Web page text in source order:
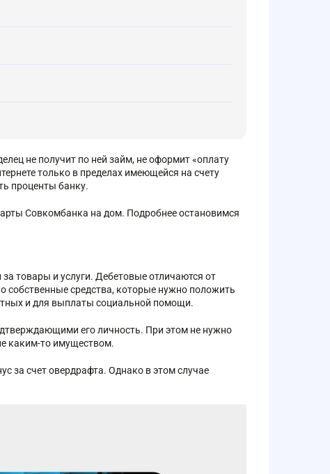
не получит по ней займ, не оформит «оплату
только в пределах имеющейся на счету
проценты банку.
Совкомбанка на дом. Подробнее остановимся
товары и услуги. Дебетовые отличаются от
собственные средства, которые нужно положить
и для выплаты социальной помощи.
его личность. При этом не нужно
каким-то имуществом.
за счет овердрафта. Однако в этом случае